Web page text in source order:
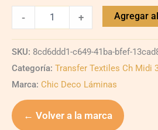
- + Agregar
SKU: 8cd6ddd1-c649-41ba-bfef-
Categoría: Transfer Textiles Ch Midi
Marca: Chic Deco Láminas
← Volver a la marca